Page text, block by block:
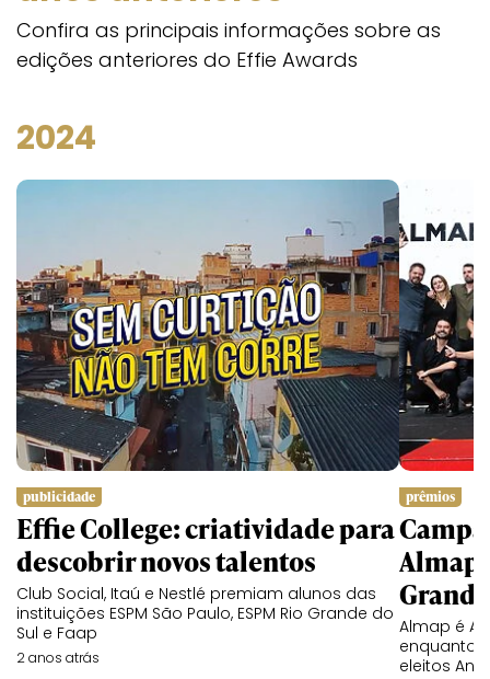
Confira as principais informações sobre as
edições anteriores do Effie Awards
2024
publicidade
Effie College: criatividade para
descobrir novos talentos
Club Social, Itaú e Nestlé premiam alunos das
instituições ESPM São Paulo, ESPM Rio Grande do
Sul e Faap
2 anos atrás
prêmios
Grand
Almap é
enquanto
eleitos